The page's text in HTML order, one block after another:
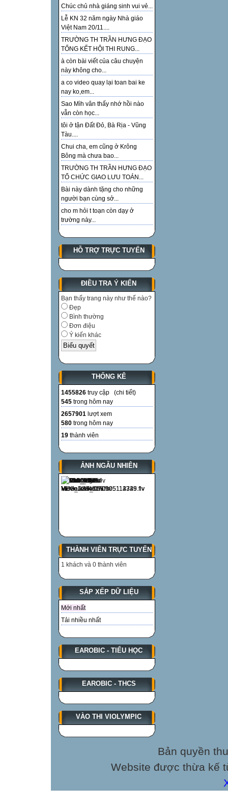
Chúc chủ nhà giáng sinh vui vẻ...
Lễ KN 32 năm ngày Nhà giáo
Việt Nam 20/11....
TRƯỜNG TH TRẦN HƯNG ĐẠO
TỔNG KẾT HỘI THI RUNG...
à còn bài viết của câu chuyện
này không cho...
a co video quay lại toan bai ke
nay ko,em...
Sao Mìh vân thấy nhớ hồi nào
vẫn còn học...
tôi ở tận Đất Đỏ, Bà Rịa - Vũng
Tàu....
Chui cha, em cũng ở Krông
Bông mà chưa bao...
TRƯỜNG TH TRẦN HƯNG ĐẠO
TỔ CHỨC GIAO LƯU TOÁN...
Bài này dành tặng cho những
người bạn cùng sở...
cho m hỏi t toạn còn dạy ở
trường này...
HỖ TRỢ TRỰC TUYẾN
ĐIỀU TRA Ý KIẾN
Bạn thấy trang này như thế nào?
Đẹp
Bình thường
Đơn điệu
Ý kiến khác
THỐNG KÊ
1455826 truy cập (chi tiết)
545 trong hôm nay
2657901 lượt xem
580 trong hôm nay
19 thành viên
ẢNH NGẪU NHIÊN
THÀNH VIÊN TRỰC TUYẾN
1 khách và 0 thành viên
SẮP XẾP DỮ LIỆU
Mới nhất
Tải nhiều nhất
EAROBIC - TIỂU HỌC
EAROBIC - THCS
VÀO THI VIOLYMPIC
Bản quyền
Website được thừa kế